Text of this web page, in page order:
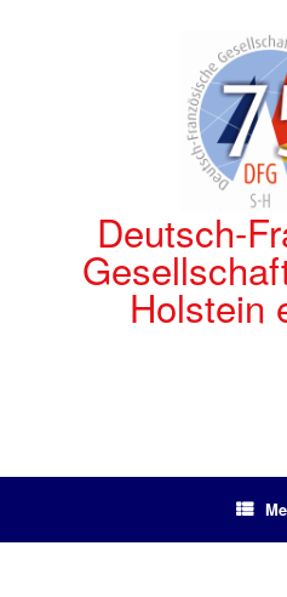
Deutsch-
Holstein